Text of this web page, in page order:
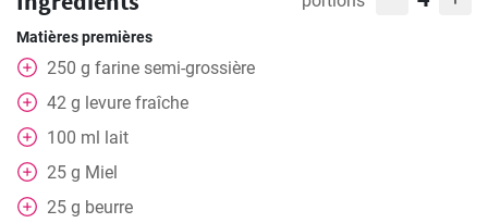
Matières premières
250 g farine semi-grossière
42 g levure fraîche
100 ml lait
25 g Miel
25 g beurre